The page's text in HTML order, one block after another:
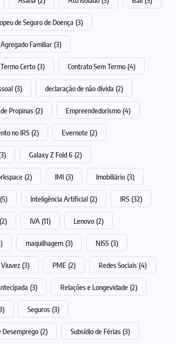
de Seguro de Doença (3)
Familiar (3)
Certo (3) Contrato Sem Termo (4)
(3) declaração de não dívida (2)
Propinas (2) Empreendedorismo (4)
no IRS (2) Evernote (2)
Galaxy Z Fold 6 (2)
(2) IMI (3) Imobiliário (3)
(5) Inteligência Artificial (2) IRS (32)
(2) IVA (11) Lenovo (2)
maquilhagem (3) NISS (3)
Viuvez (3) PME (2) Redes Sociais (4)
(3) Relações e Longevidade (2)
Seguros (3)
Desemprego (2) Subsídio de Férias (3)